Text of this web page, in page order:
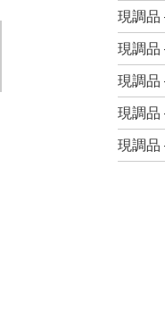
現調品
現調品
現調品
現調品
現調品